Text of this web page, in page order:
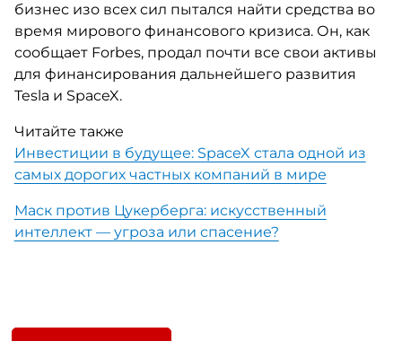
бизнес изо всех сил пытался найти средства во
время мирового финансового кризиса. Он, как
сообщает Forbes, продал почти все свои активы
для финансирования дальнейшего развития
Tesla и SpaceX.
Читайте также
Инвестиции в будущее: SpaceX стала одной из
самых дорогих частных компаний в мире
Маск против Цукерберга: искусственный
интеллект — угроза или спасение?